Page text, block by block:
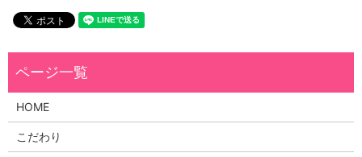
HOME
こだわり